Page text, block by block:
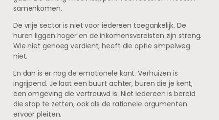
samenkomen.
De vrije sector is niet voor iedereen toegankelijk. De
huren liggen hoger en de inkomensvereisten zijn streng.
Wie niet genoeg verdient, heeft die optie simpelweg
niet.
En dan is er nog de emotionele kant. Verhuizen is
ingrijpend. Je laat een buurt achter, buren die je kent,
een omgeving die vertrouwd is. Niet iedereen is bereid
die stap te zetten, ook als de rationele argumenten
ervoor pleiten.